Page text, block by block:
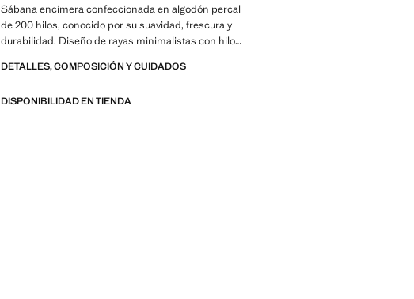
Sábana encimera confeccionada en algodón percal
de 200 hilos, conocido por su suavidad, frescura y
durabilidad. Diseño de rayas minimalistas con hilo
textura. Disponible en más tamaños. Completa con
DETALLES, COMPOSICIÓN Y CUIDADOS
DISPONIBILIDAD EN TIENDA